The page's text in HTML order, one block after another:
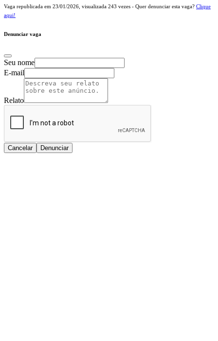
Vaga republicada em 23/01/2026 , visualizada 243 vezes - Quer denunciar esta vaga? Clique
aqui!
Denunciar vaga
Seu nome
E-mail
Relato
Cancelar Denunciar